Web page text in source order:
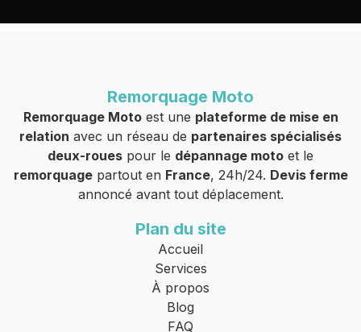
Remorquage Moto
Remorquage Motoest une plateforme de mise en
relation avec un réseau de partenaires spécialisés
deux-roues pour le dépannage moto et le
remorquagepartout en France, 24h/24. Devis ferme
annoncé avant tout déplacement.
Plan du site
Accueil
Services
À propos
Blog
FAQ